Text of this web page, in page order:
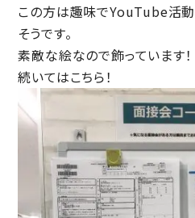
この方は趣味でYouTube活
そうです。
素敵な絵なので飾っています！
続いてはこちら！